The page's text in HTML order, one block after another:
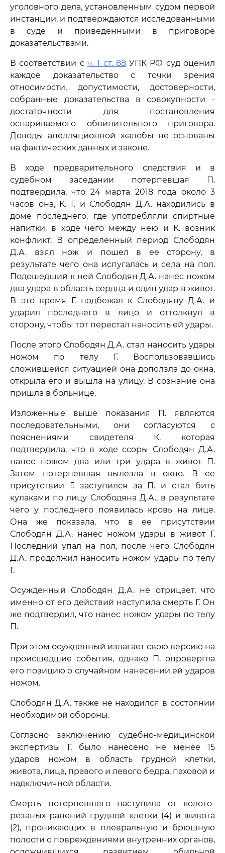
уголовного дела, установленным судом первой
инстанции, и подтверждаются исследованными
в суде и приведенными в приговоре
доказательствами.
В соответствии с ч. 1 ст. 88УПК РФ суд оценил
каждое доказательство с точки зрения
относимости, допустимости, достоверности,
собранные доказательства в совокупности -
достаточности для постановления
оспариваемого обвинительного приговора.
Доводы апелляционной жалобы не основаны
на фактических данных и законе.
В ходе предварительного следствия и в
судебном заседании потерпевшая П.
подтвердила, что 24 марта 2018 года около 3
часов она, К. Г. и Слободян Д.А. находились в
доме последнего, где употребляли спиртные
напитки, в ходе чего между нею и К. возник
конфликт. В определенный период Слободян
Д.А. взял нож и пошел в ее сторону, в
результате чего она испугалась и села на пол.
Подошедший к ней Слободян Д.А. нанес ножом
два удара в область сердца и один удар в живот.
В это время Г. подбежал к Слободяну Д.А. и
ударил последнего в лицо и оттолкнул в
сторону, чтобы тот перестал наносить ей удары.
После этого Слободян Д.А. стал наносить удары
ножом по телу Г. Воспользовавшись
сложившейся ситуацией она доползла до окна,
открыла его и вышла на улицу. В сознание она
пришла в больнице.
Изложенные выше показания П. являются
последовательными, они согласуются с
пояснениями свидетеля К. которая
подтвердила, что в ходе ссоры Слободян Д.А.
нанес ножом два или три удара в живот П.
Затем потерпевшая вылезла в окно. В ее
присутствии Г. заступился за П. и стал бить
кулаками по лицу Слободяна Д.А., в результате
чего у последнего появилась кровь на лице.
Она же показала, что в ее присутствии
Слободян Д.А. нанес ножом удары в живот Г.
Последний упал на пол, после чего Слободян
Д.А. продолжил наносить ножом удары по телу
Г.
Осужденный Слободян Д.А. не отрицает, что
именно от его действий наступила смерть Г. Он
же подтвердил, что нанес ножом удары по телу
П.
При этом осужденный излагает свою версию на
происшедшие события, однако П. опровергла
его позицию о случайном нанесении ей ударов
ножом.
Слободян Д.А. также не находился в состоянии
необходимой обороны.
Согласно заключению судебно-медицинской
экспертизы Г. было нанесено не менее 15
ударов ножом в область грудной клетки,
живота, лица, правого и левого бедра, паховой и
надключичной области.
Смерть потерпевшего наступила от колото-
резаных ранений грудной клетки (4) и живота
(2), проникающих в плевральную и брюшную
полости с повреждениями внутренних органов,